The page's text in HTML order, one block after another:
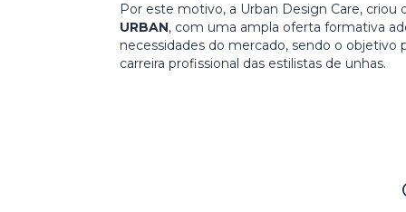
Por este motivo, a Urban Design Care, criou
URBAN, com uma ampla oferta formativa
necessidades do mercado, sendo o objetivo
carreira profissional das estilistas de unhas.